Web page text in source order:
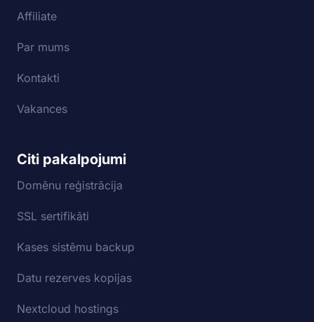
Affiliate
Par mums
Kontakti
Vakances
Citi pakalpojumi
Domēnu reģistrācija
SSL sertifikāti
Kases sistēmu backup
Datu rezerves kopijas
Nextcloud hostings